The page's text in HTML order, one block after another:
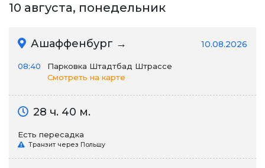
10 августа, понедельник
Ашаффенбург → 10.08.2026
08:40
Парковка Штадтбад Штрассе
Смотреть на карте
28 ч. 40 м.
Есть пересадка
Транзит через Польшу